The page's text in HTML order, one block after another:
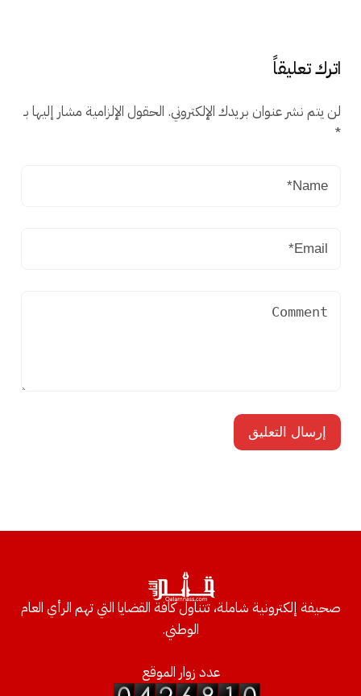
اترك تعليقاً
لن يتم نشر عنوان بريدك الإلكتروني. الحقول الإلزامية مشار إليها بـ
*
صحيفة إلكترونية شاملة، تتناول كافة القضايا التي تهم الرأي العام
الوطني.
عدد زوار الموقع